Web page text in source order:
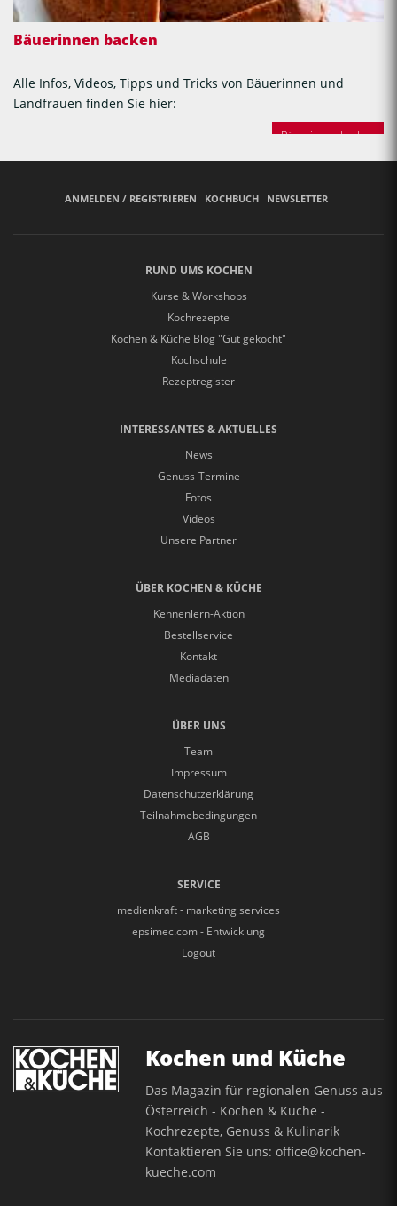
Bäuerinnen backen
Alle Infos, Videos, Tipps und Tricks von Bäuerinnen und
Landfrauen finden Sie hier:
Bäuerinnen backen
ANMELDEN / REGISTRIEREN KOCHBUCH NEWSLETTER
RUND UMS KOCHEN
Kurse & Workshops
Kochrezepte
Kochen & Küche Blog "Gut gekocht"
Kochschule
Rezeptregister
INTERESSANTES & AKTUELLES
News
Genuss-Termine
Fotos
Videos
Unsere Partner
ÜBER KOCHEN & KÜCHE
Kennenlern-Aktion
Bestellservice
Kontakt
Mediadaten
ÜBER UNS
Team
Impressum
Datenschutzerklärung
Teilnahmebedingungen
AGB
SERVICE
medienkraft - marketing services
epsimec.com - Entwicklung
Logout
Kochen und Küche
Das Magazin für regionalen Genuss aus
Österreich - Kochen & Küche -
Kochrezepte, Genuss & Kulinarik
Kontaktieren Sie uns:office@kochen-
kueche.com